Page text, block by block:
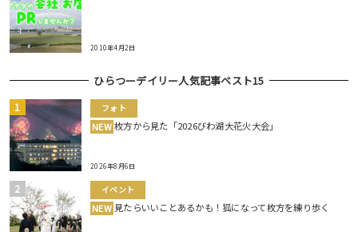
2010年4月2日
ひらつーデイリー人気記事ベスト15
フォト
NEW 枚方から見た「2026びわ湖大花火大会」
2026年8月6日
イベント
NEW 見たらいいことあるかも！狐になって枚方を練り歩く